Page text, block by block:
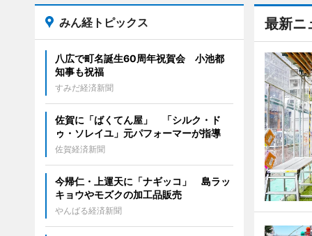
最新ニ
みん経トピックス
八広で町名誕生60周年祝賀会 小池都
知事も祝福
すみだ経済新聞
佐賀に「ばくてん屋」 「シルク・ド
ゥ・ソレイユ」元パフォーマーが指導
佐賀経済新聞
今帰仁・上運天に「ナギッコ」 島ラッ
キョウやモズクの加工品販売
やんばる経済新聞